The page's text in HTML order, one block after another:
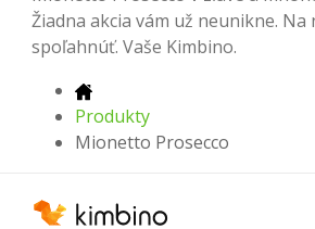
Žiadna akcia vám už neunikne. Na
spoľahnúť. Vaše Kimbino.
Produkty
Mionetto Prosecco